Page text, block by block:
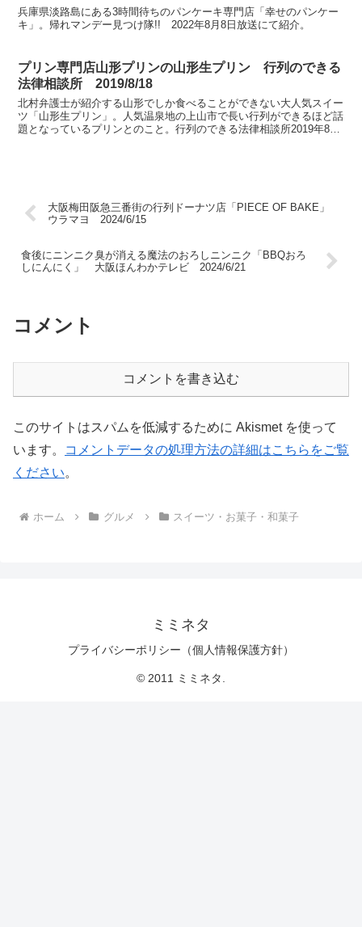
兵庫県淡路島にある3時間待ちのパンケーキ専門店「幸せのパンケー
キ」。帰れマンデー見つけ隊!! 2022年8月8日放送にて紹介。
プリン専門店山形プリンの山形生プリン 行列のできる
法律相談所 2019/8/18
北村弁護士が紹介する山形でしか食べることができない大人気スイー
ツ「山形生プリン」。人気温泉地の上山市で長い行列ができるほど話
題となっているプリンとのこと。行列のできる法律相談所2019年8月
大阪梅田阪急三番街の行列ドーナツ店「PIECE OF BAKE」
ウラマヨ 2024/6/15
食後にニンニク臭が消える魔法のおろしニンニク「BBQおろ
しにんにく」 大阪ほんわかテレビ 2024/6/21
コメント
コメントを書き込む
このサイトはスパムを低減するために Akismet を使って
います。
コメントデータの処理方法の詳細はこちらをご覧
ください。
ホーム グルメ スイーツ・お菓子・和菓子
ミミネタ
プライバシーポリシー（個人情報保護方針）
© 2011 ミミネタ.